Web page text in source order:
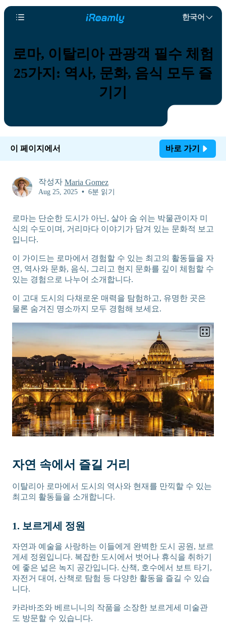
한국어
로마, 이탈리아 관광객 필수 체험
25가지: 역사, 문화, 음식 모두 즐
기기
이 페이지에서 바로 가기
작성자 Maria Gomez
Aug 25, 2025 • 6분 읽기
로마는 단순한 도시가 아닌, 살아 숨 쉬는 박물관이자 미
식의 수도이며, 거리마다 이야기가 담겨 있는 문화적 보고
입니다.
이 가이드는 로마에서 경험할 수 있는 최고의 활동들을 자
연, 역사와 문화, 음식, 그리고 현지 문화를 깊이 체험할 수
있는 경험으로 나누어 소개합니다.
이 고대 도시의 다채로운 매력을 탐험하고, 유명한 곳은
물론 숨겨진 명소까지 모두 경험해 보세요.
자연 속에서 즐길 거리
이탈리아 로마에서 도시의 역사와 현재를 만끽할 수 있는
최고의 활동들을 소개합니다.
1. 보르게세 정원
자연과 예술을 사랑하는 이들에게 완벽한 도시 공원, 보르
게세 정원입니다. 복잡한 도시에서 벗어나 휴식을 취하기
에 좋은 넓은 녹지 공간입니다. 산책, 호수에서 보트 타기,
자전거 대여, 산책로 탐험 등 다양한 활동을 즐길 수 있습
니다.
카라바조와 베르니니의 작품을 소장한 보르게세 미술관
도 방문할 수 있습니다.